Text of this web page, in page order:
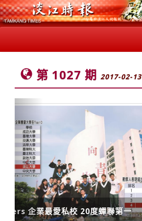
第 1027 期 2017-02-13
蘭陽校園助生一圓國際換想
Previous